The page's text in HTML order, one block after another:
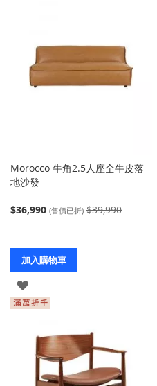
Morocco 牛角2.5人座全牛皮落
地沙發
$36,990 (售價已折) $39,990
加入購物車
登
入